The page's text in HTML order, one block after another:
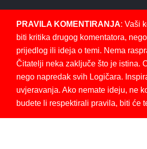
PRAVILA KOMENTIRANJA: Vaši
biti kritika drugog komentatora,
prijedlog ili ideja o temi. Nema
Čitatelji neka zaključe što je istina.
nego napredak svih Logičara.
uvjeravanja. Ako nemate ideju, ne
budete li respektirali pravila, biti će